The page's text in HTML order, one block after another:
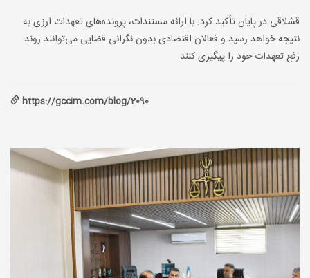
قشلاقی در پایان تأکید کرد: با ارائه مستندات، پرونده‌های تعهدات ارزی به
نتیجه خواهد رسید و فعالان اقتصادی بدون نگرانی قضایی می‌توانند روند
رفع تعهدات خود را پیگیری کنند.
https://gccim.com/blog/2090